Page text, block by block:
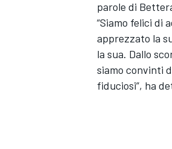
parole di
“Siamo felici di
apprezzato la
la sua. Dallo
siamo convinti
fiduciosi”, ha